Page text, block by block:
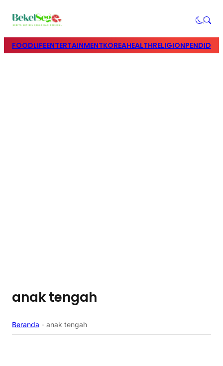
FOODLIFEENTERTAINMENTKOREAHEALTHRELIGION
anak tengah
Beranda - anak tengah